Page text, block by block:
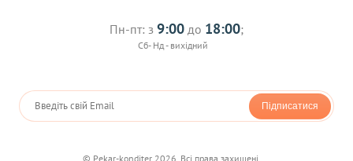
Пн-пт: з 9:00 до 18:00;
Сб- Нд - вихідний
Підписатися
© Pekar-konditer 2026. Всі права захищені